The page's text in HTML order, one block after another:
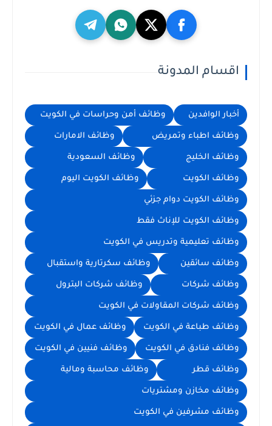
اقسام المدونة
أخبار الوافدين وظائف أمن وحراسات في الكويت
وظائف اطباء وتمريض وظائف الامارات
وظائف الخليج وظائف السعودية
وظائف الكويت وظائف الكويت اليوم
وظائف الكويت دوام جزئي
وظائف الكويت للإناث فقط
وظائف تعليمية وتدريس في الكويت
وظائف سائقين وظائف سكرتارية واستقبال
وظائف شركات وظائف شركات البترول
وظائف شركات المقاولات في الكويت
وظائف طباعة في الكويت وظائف عمال في الكويت
وظائف فنادق في الكويت وظائف فنيين في الكويت
وظائف قطر وظائف محاسبة ومالية
وظائف مخازن ومشتريات
وظائف مشرفين في الكويت